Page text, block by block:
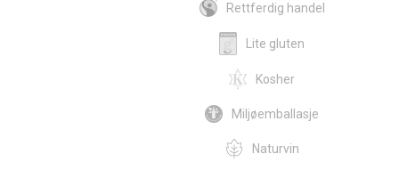
Rettferdig handel
Lite gluten
Kosher
Miljøemballasje
Naturvin